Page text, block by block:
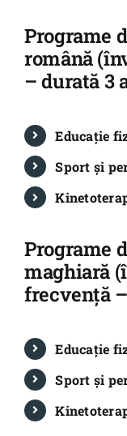
Internațional
Știri
Contact
Programe
română
– durată 3
Educație
Sport și
Programe
maghiară
frecvență
Educație
Sport și